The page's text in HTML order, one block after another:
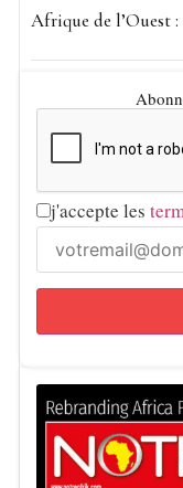
Afrique de l’Ouest
j'accepte les